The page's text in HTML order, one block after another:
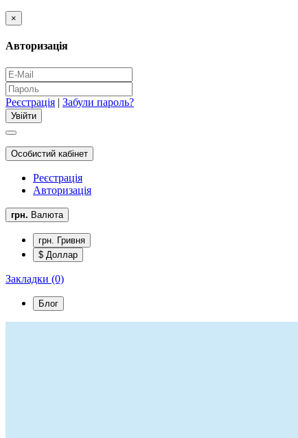
×
Авторизація
Реєстрація | Забули пароль?
Особистий кабінет
Реєстрація
Авторизація
грн. Валюта
грн. Гривня
$ Доллар
Закладки (0)
Блог